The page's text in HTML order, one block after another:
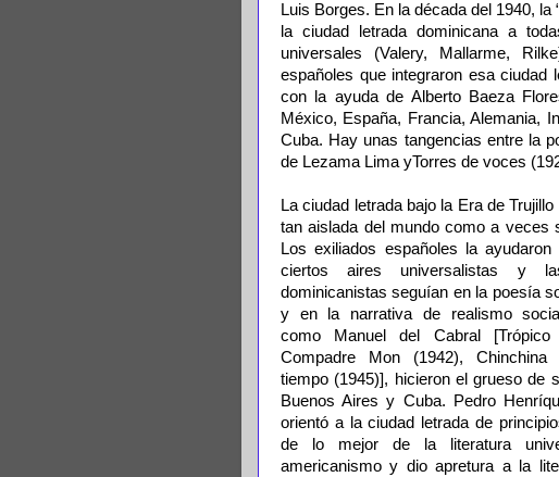
Luis Borges. En la década del 1940,
la ciudad letrada dominicana a
universales (Valery, Mallarme,
españoles que integraron esa ciudad
con la ayuda de Alberto Baeza
México, España, Francia, Alemania,
Cuba. Hay unas tangencias entre la
de Lezama Lima yTorres de voces
La ciudad letrada bajo la Era de
tan aislada del mundo como a veces
Los exiliados españoles la ayudaron
ciertos aires universalistas y
dominicanistas seguían en la poesía
y en la narrativa de realismo
como Manuel del Cabral
Compadre Mon (1942), Chinchina
tiempo (1945)], hicieron el grueso de
Buenos Aires y Cuba. Pedro
orientó a la ciudad letrada de
de lo mejor de la literatura
americanismo y dio apretura a la